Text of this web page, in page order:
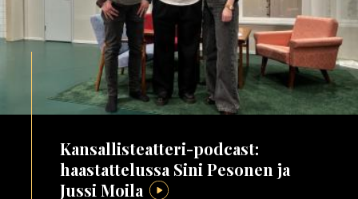
Kansallisteatteri-podcast:
haastattelussa Sini Pesonen ja
Jussi Moila